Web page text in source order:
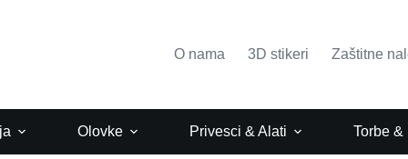
O nama
3D stikeri Zaštitne
Olovke Privesci & Alati Torbe &